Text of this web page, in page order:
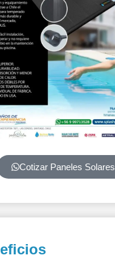
Cotizar Paneles Solares